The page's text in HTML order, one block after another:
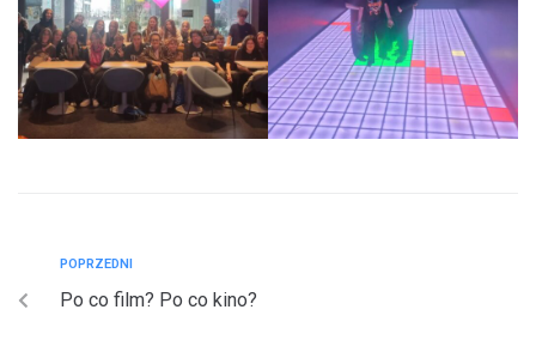
POPRZEDNI
Po co film? Po co kino?